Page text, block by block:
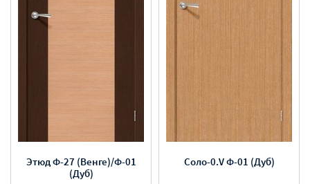
Этюд Ф-27 (Венге)/Ф-01
(Дуб)
Соло-0.V Ф-01 (Дуб)